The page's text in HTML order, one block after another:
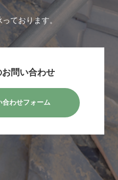
ております。
お問い合わせ
合わせフォーム